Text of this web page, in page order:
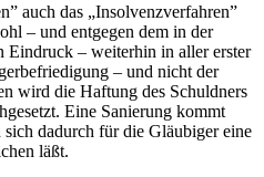
auch das „Insolvenzverfahren”
– und entgegen dem in der
– weiterhin in aller erster
– und nicht der
wird die Haftung des Schuldners
Eine Sanierung kommt
dadurch für die Gläubiger eine
läßt.